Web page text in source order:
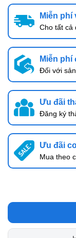
Miễn phí
Cho tất cả
Miễn phí
Đối với
Ưu đãi
Đăng ký
Ưu đãi
Mua theo